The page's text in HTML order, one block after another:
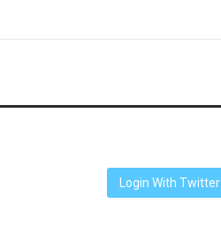
Login With Twitter